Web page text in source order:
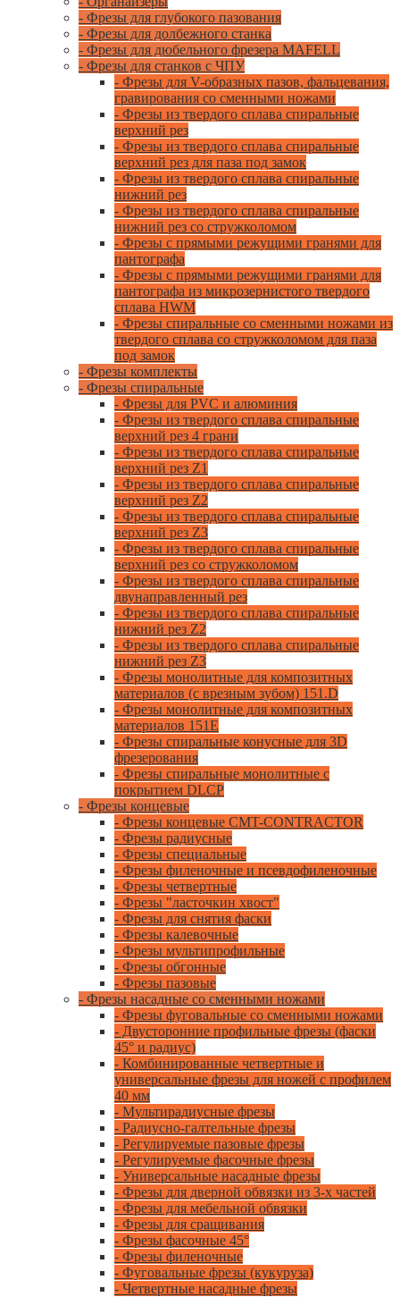
- Фрезы для глубокого пазования
- Фрезы для долбежного станка
- Фрезы для дюбельного фрезера MAFELL
- Фрезы для станков с ЧПУ
- Фрезы для V-образных пазов, фальцевания,
гравирования со сменными ножами
- Фрезы из твердого сплава спиральные
верхний рез
- Фрезы из твердого сплава спиральные
верхний рез для паза под замок
- Фрезы из твердого сплава спиральные
нижний рез
- Фрезы из твердого сплава спиральные
нижний рез со стружколомом
- Фрезы с прямыми режущими гранями для
пантографа
- Фрезы с прямыми режущими гранями для
пантографа из микрозернистого твердого
сплава HWM
- Фрезы спиральные со сменными ножами из
твердого сплава со стружколомом для паза
под замок
- Фрезы комплекты
- Фрезы спиральные
- Фрезы для PVC и алюминия
- Фрезы из твердого сплава спиральные
верхний рез 4 грани
- Фрезы из твердого сплава спиральные
верхний рез Z1
- Фрезы из твердого сплава спиральные
верхний рез Z2
- Фрезы из твердого сплава спиральные
верхний рез Z3
- Фрезы из твердого сплава спиральные
верхний рез со стружколомом
- Фрезы из твердого сплава спиральные
двунаправленный рез
- Фрезы из твердого сплава спиральные
нижний рез Z2
- Фрезы из твердого сплава спиральные
нижний рез Z3
- Фрезы монолитные для композитных
материалов (с врезным зубом) 151.D
- Фрезы монолитные для композитных
материалов 151E
- Фрезы спиральные конусные для 3D
фрезерования
- Фрезы спиральные монолитные с
покрытием DLCP
- Фрезы концевые
- Фрезы концевые CMT-CONTRACTOR
- Фрезы радиусные
- Фрезы специальные
- Фрезы филеночные и псевдофиленочные
- Фрезы четвертные
- Фрезы "ласточкин хвост"
- Фрезы для снятия фаски
- Фрезы калевочные
- Фрезы мультипрофильные
- Фрезы обгонные
- Фрезы пазовые
- Фрезы насадные со сменными ножами
- Фрезы фуговальные со сменными ножами
- Двусторонние профильные фрезы (фаски
45° и радиус)
- Комбинированные четвертные и
универсальные фрезы для ножей с профилем
40 мм
- Мультирадиусные фрезы
- Радиусно-галтельные фрезы
- Регулируемые пазовые фрезы
- Регулируемые фасочные фрезы
- Универсальные насадные фрезы
- Фрезы для дверной обвязки из 3-х частей
- Фрезы для мебельной обвязки
- Фрезы для сращивания
- Фрезы фасочные 45°
- Фрезы филеночные
- Фуговальные фрезы (кукуруза)
- Четвертные насадные фрезы